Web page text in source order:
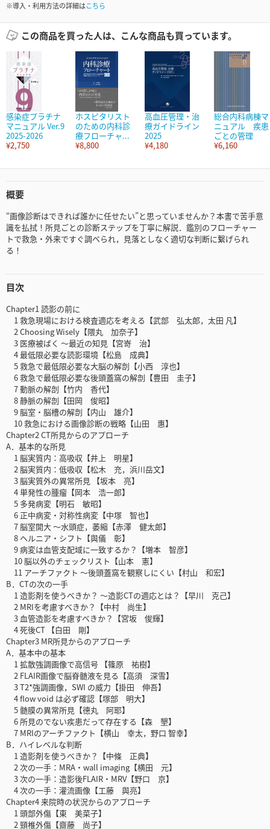
※導入・利用方法の詳細はこちら
この商品を買った人は、こんな商品も買っています。
感染症プラチナ
マニュアル Ver.9
2025-2026
¥2,750
ホスピタリスト
のための内科診
療フローチャ...
¥8,800
高血圧管理・治
療ガイドライン
2025
¥4,180
総合内科病棟マ
ニュアル 疾患
ごとの管理
¥6,160
概要
“画像診断はできれば誰かに任せたい”と思っていませんか？本書で苦手意
識を払拭！所見ごとの診断ステップを丁寧に解説．鑑別のフローチャー
トで救急・外来ですぐ調べられ，見落としなく適切な判断に繋げられ
る！
目次
Chapter1 読影の前に
1 救急現場における検査適応を考える【武部 弘太郎，太田 凡】
2 Choosing Wisely【隈丸 加奈子】
3 医療被ばく ～最近の知見【宮嵜 治】
4 最低限必要な読影環境【松島 成典】
5 救急で最低限必要な大脳の解剖【小西 淳也】
6 救急で最低限必要な後頭蓋窩の解剖【豊田 圭子】
7 動脈の解剖【竹内 香代】
8 静脈の解剖【田岡 俊昭】
9 脳室・脳槽の解剖【内山 雄介】
10 救急における画像診断の戦略【山田 惠】
Chapter2 CT所見からのアプローチ
A．基本的な所見
1 脳実質内：高吸収【井上 明星】
2 脳実質内：低吸収【松木 充，浜川岳文】
3 脳実質外の異常所見 【坂本 亮】
4 単発性の腫瘤【岡本 浩一郎】
5 多発病変【明石 敏昭】
6 正中病変・対称性病変【中塚 智也】
7 脳室開大 ～水頭症，萎縮【赤澤 健太郎】
8 ヘルニア・シフト【與儀 彰】
9 病変は血管支配域に一致するか？【増本 智彦】
10 脳以外のチェックリスト【山本 憲】
11 アーチファクト ～後頭蓋窩を観察しにくい【村山 和宏】
B．CTの次の一手
1 造影剤を使うべきか？ ～造影CTの適応とは？【早川 克己】
2 MRIを考慮すべきか？【中村 尚生】
3 血管造影を考慮すべきか？【宮坂 俊輝】
4 死後CT 【白田 剛】
Chapter3 MR所見からのアプローチ
A．基本中の基本
1 拡散強調画像で高信号 【篠原 祐樹】
2 FLAIR画像で脳脊髄液を見る【高須 深雪】
3 T2*強調画像，SWI の威力【掛田 伸吾】
4 flow void は必ず確認【塚部 明大】
5 髄膜の異常所見【德丸 阿耶】
6 所見のでない疾患だって存在する【森 墾】
7 MRIのアーチファクト【横山 幸太，野口 智幸】
B．ハイレベルな判断
1 造影剤を使うべきか？【中條 正典】
2 次の一手：MRA・wall imaging【横田 元】
3 次の一手：造影後FLAIR・MRV【野口 京】
4 次の一手：灌流画像【工藤 與亮】
Chapter4 来院時の状況からのアプローチ
1 頭部外傷【東 美菜子】
2 頸椎外傷【齋藤 尚子】